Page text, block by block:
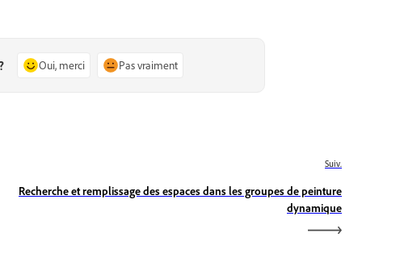
Oui, merci Pas vraiment
Suiv.
Recherche et remplissage des espaces dans les groupes de peinture
dynamique